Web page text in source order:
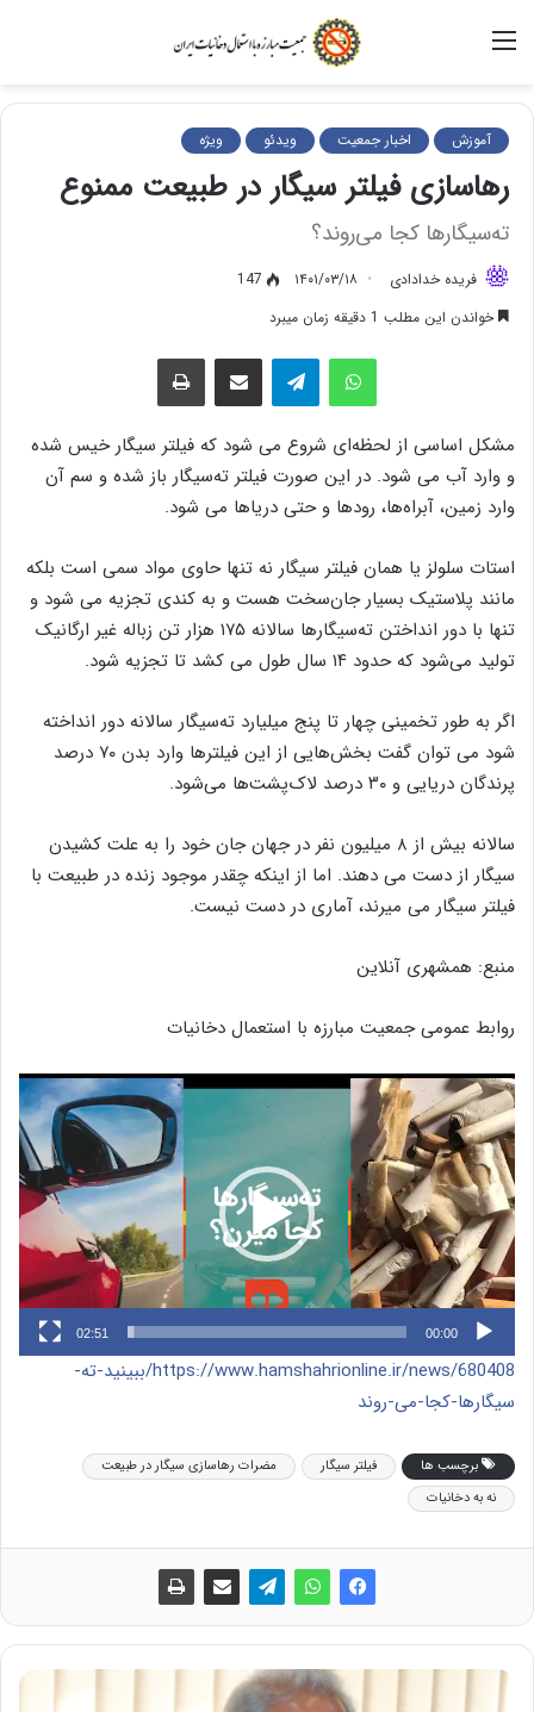
آموزش اخبار جمعیت ویدئو ویژه
رهاسازی فیلتر سیگار در طبیعت ممنوع
ته‌سیگارها کجا می‌روند؟
فریده خدادادی ۱۴۰۱/۰۳/۱۸
147
خواندن این مطلب 1 دقیقه زمان میبرد
واتس آپ اشتراک گذاری از طریق ایمیل
مشکل اساسی از لحظه‌ای شروع می شود که فیلتر سیگار خیس شده
و وارد آب می شود. در این صورت فیلتر ته‌سیگار باز شده و سم آن
وارد زمین، آبراه‌ها، رودها و حتی دریاها می شود.
استات سلولز یا همان فیلتر سیگار نه تنها حاوی مواد سمی است بلکه
مانند پلاستیک بسیار جان‌سخت هست و به کندی تجزیه می شود و
تنها با دور انداختن ته‌سیگارها سالانه ۱۷۵ هزار تن زباله غیر ارگانیک
تولید می‌شود که حدود ۱۴ سال طول می کشد تا تجزیه شود.
اگر به طور تخمینی چهار تا پنج میلیارد ته‌سیگار سالانه دور انداخته
شود می توان گفت بخش‌هایی از این فیلترها وارد بدن ۷۰ درصد
پرندگان دریایی و ۳۰ درصد لاک‌پشت‌ها می‌شود.
سالانه بیش از ۸ میلیون نفر در جهان جان خود را به علت کشیدن
سیگار از دست می دهند. اما از اینکه چقدر موجود زنده در طبیعت با
فیلتر سیگار می میرند، آماری در دست نیست.
منبع: همشهری آنلاین
روابط عمومی جمعیت مبارزه با استعمال دخانیات
نمایشگر
ویدیو
00:00
02:51
https://www.hamshahrionline.ir/news/680408/ببینید-ته-
سیگارها-کجا-می-روند
برچسب ها فیلتر سیگار
مضرات رهاسازی سیگار در طبیعت
نه به دخانیات